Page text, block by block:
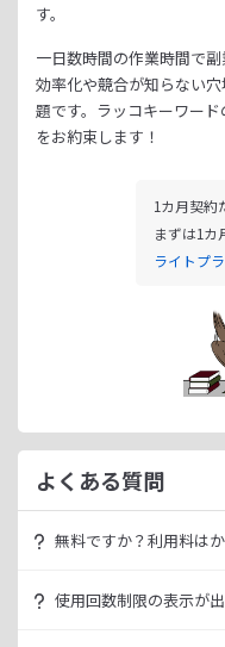
す。
一日数時間の作業時間で
効率化や競合が知らない
題です。 ラッコキーワー
をお約束します！
1カ月契約
まずは1カ
ライトプ
よくある質問
無料ですか？利用料は
いきなり課金されるよ
使用回数制限の表示が